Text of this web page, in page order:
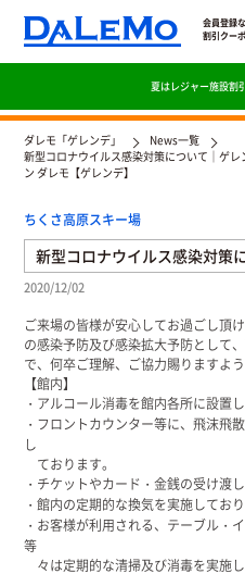
会員登録
割引クー
夏はレジャー施設割
ダレモ「ゲレンデ」
News一覧
新型コロナウイルス感染対策について｜ゲ
ン ダレモ【ゲレンデ】
ちくさ高原スキー場
新型コロナウイルス感染対策
2020/12/02
ご来場の皆様が安心してお過ごし頂
の感染予防及び感染拡大予防として
で、何卒ご理解、ご協力賜りますよ
【館内】
・アルコール消毒を館内各所に設置し
・フロントカウンター等に、飛沫飛
し
ております。
・チケットやカード・金銭の受け渡
・館内の定期的な換気を実施しており
・お客様が利用される、テーブル・
等
々は定期的な清掃及び消毒を実施